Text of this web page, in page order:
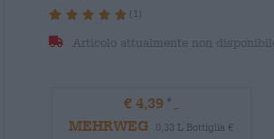
(1)
Articolo attualmente non
€ 4,39
MEHRWEG
0,33 L Bottiglia €